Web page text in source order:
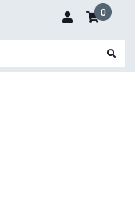
0